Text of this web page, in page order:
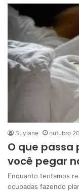
Suylane outubro
O que passa
você pegar
Enquanto tentamos
ocupadas fazendo